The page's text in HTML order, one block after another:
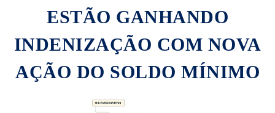
ESTÃO GANHANDO
INDENIZAÇÃO COM NOVA
AÇÃO DO SOLDO MÍNIMO